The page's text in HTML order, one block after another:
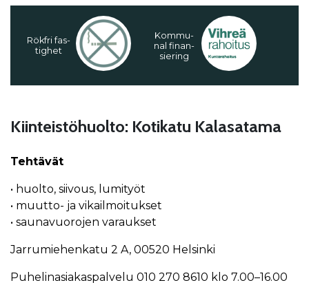
Rökf­ri fas­
tig­het
Kom­mu­
nal fi­nan­
sie­ring
Kiinteistöhuolto: Kotikatu Kalasatama
Tehtävät
• huolto, siivous, lumityöt
• muutto- ja vikailmoitukset
• saunavuorojen varaukset
Jarrumiehenkatu 2 A, 00520 Helsinki
Puhelinasiakaspalvelu 010 270 8610 klo 7.00–16.00